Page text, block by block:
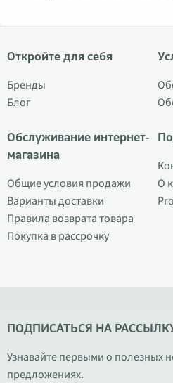
Откройте для себя
Бренды
Блог
Обслуживание интернет-
магазина
Общие условия продажи
Варианты доставки
Правила возврата товара
Покупка в рассрочку
О
ПОДПИСАТЬСЯ НА
Узнавайте первыми о полезных
предложениях.